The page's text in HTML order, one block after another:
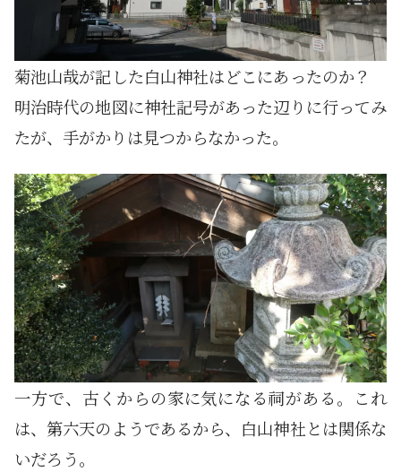
菊池山哉が記した白山神社はどこにあったのか？
明治時代の地図に神社記号があった辺りに行ってみ
たが、手がかりは見つからなかった。
一方で、古くからの家に気になる祠がある。これ
は、第六天のようであるから、白山神社とは関係な
いだろう。